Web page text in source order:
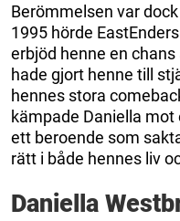
Berömmelsen var
1995 hörde
erbjöd henne en
hade gjort henne till
hennes stora
kämpade Daniella
ett beroende som
rätt i både hennes liv
Daniella